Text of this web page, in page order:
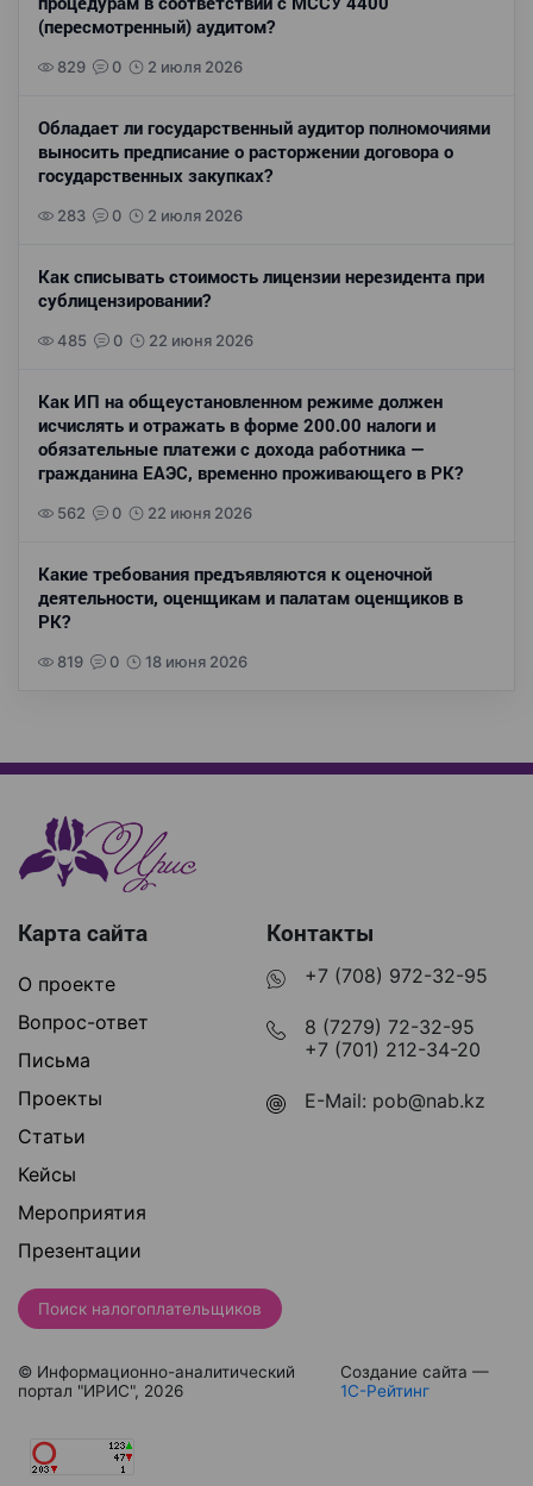
(пересмотренный) аудитом?
829 0 2 июля 2026
Обладает ли государственный аудитор полномочиями
выносить предписание о расторжении договора о
государственных закупках?
283 0 2 июля 2026
Как списывать стоимость лицензии нерезидента при
сублицензировании?
485 0 22 июня 2026
Как ИП на общеустановленном режиме должен
исчислять и отражать в форме 200.00 налоги и
обязательные платежи с дохода работника —
гражданина ЕАЭС, временно проживающего в РК?
562 0 22 июня 2026
Какие требования предъявляются к оценочной
деятельности, оценщикам и палатам оценщиков в
РК?
819 0 18 июня 2026
Карта сайта
О проекте
Вопрос-ответ
Письма
Проекты
Статьи
Кейсы
Мероприятия
Презентации
Контакты
+7 (708) 972-32-95
8 (7279) 72-32-95
+7 (701) 212-34-20
E-Mail: pob@nab.kz
Поиск налогоплательщиков
© Информационно-аналитический
портал "ИРИС", 2026
Создание сайта —
1С-Рейтинг